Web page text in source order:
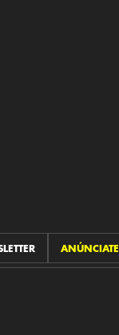
ANÚNCIATE